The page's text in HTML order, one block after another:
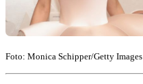
Foto: Monica Schipper/Getty Images